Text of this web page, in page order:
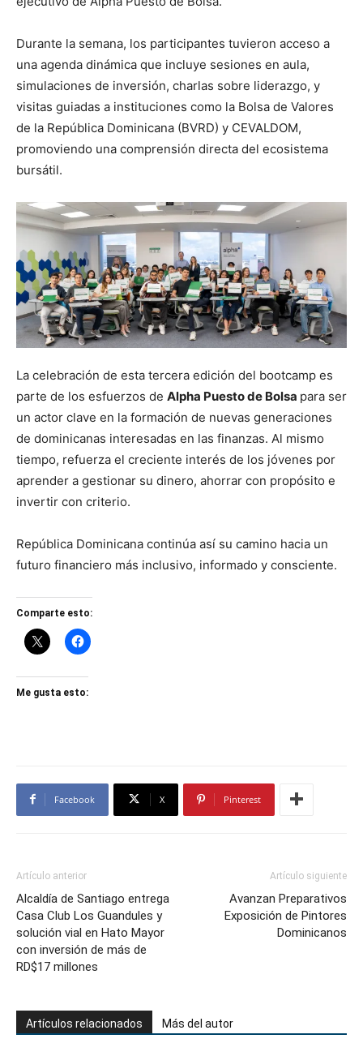
Durante la semana, los participantes tuvieron acceso a
una agenda dinámica que incluye sesiones en aula,
simulaciones de inversión, charlas sobre liderazgo, y
visitas guiadas a instituciones como la Bolsa de Valores
de la República Dominicana (BVRD) y CEVALDOM,
promoviendo una comprensión directa del ecosistema
bursátil.
La celebración de esta tercera edición del bootcamp es
parte de los esfuerzos de Alpha Puesto de Bolsa para ser
un actor clave en la formación de nuevas generaciones
de dominicanas interesadas en las finanzas. Al mismo
tiempo, refuerza el creciente interés de los jóvenes por
aprender a gestionar su dinero, ahorrar con propósito e
invertir con criterio.
República Dominicana continúa así su camino hacia un
futuro financiero más inclusivo, informado y consciente.
Comparte esto:
Me gusta esto:
Facebook X Pinterest
Artículo anterior
Alcaldía de Santiago entrega
Casa Club Los Guandules y
solución vial en Hato Mayor
con inversión de más de
RD$17 millones
Artículo siguiente
Avanzan Preparativos
Exposición de Pintores
Dominicanos
Artículos relacionados Más del autor